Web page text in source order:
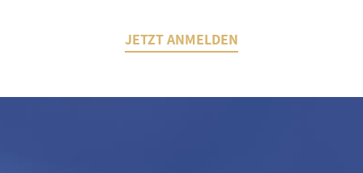
JETZT ANMELDEN